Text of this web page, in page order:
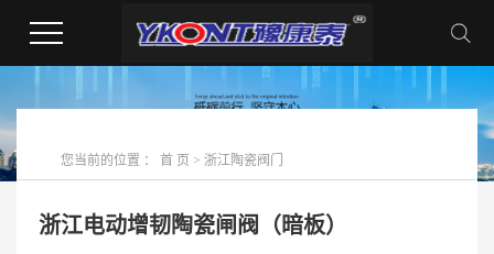
您当前的位置 ： 首 页 > 浙江陶瓷阀门
浙江电动增韧陶瓷闸阀（暗板）